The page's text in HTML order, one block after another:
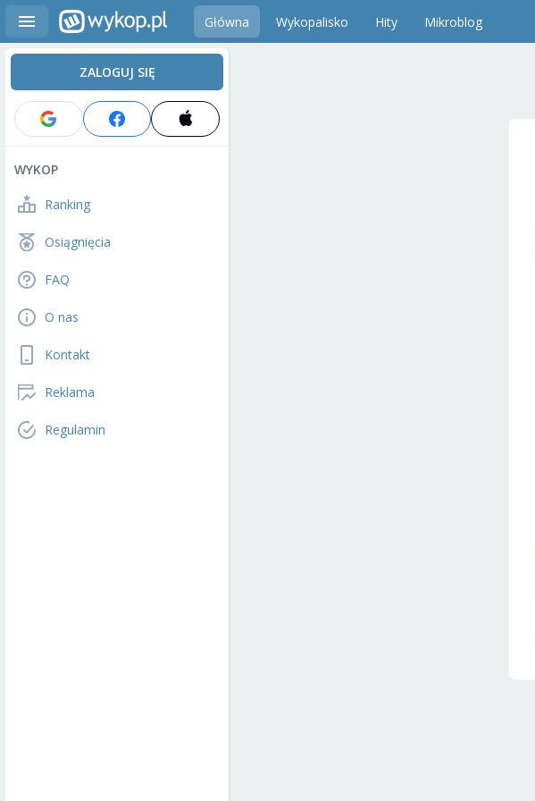
Główna Wykopalisko Hity Mikroblog
ZALOGUJ SIĘ
WYKOP
Ranking
Osiągnięcia
FAQ
O nas
Kontakt
Reklama
Regulamin